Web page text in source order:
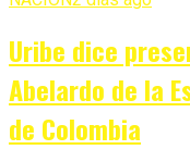
Uribe dice
Abelardo de la
de Colombia